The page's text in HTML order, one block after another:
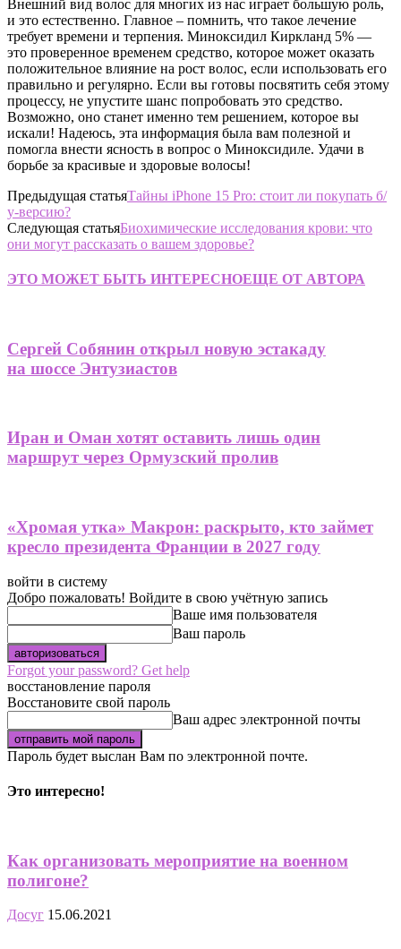
Внешний вид волос для многих из нас играет большую роль,
и это естественно. Главное – помнить, что такое лечение
требует времени и терпения. Миноксидил Киркланд 5% —
это проверенное временем средство, которое может оказать
положительное влияние на рост волос, если использовать его
правильно и регулярно. Если вы готовы посвятить себя этому
процессу, не упустите шанс попробовать это средство.
Возможно, оно станет именно тем решением, которое вы
искали! Надеюсь, эта информация была вам полезной и
помогла внести ясность в вопрос о Миноксидиле. Удачи в
борьбе за красивые и здоровые волосы!
Предыдущая статьяТайны iPhone 15 Pro: стоит ли покупать б/
у-версию?
Следующая статьяБиохимические исследования крови: что
они могут рассказать о вашем здоровье?
ЭТО МОЖЕТ БЫТЬ ИНТЕРЕСНОЕЩЕ ОТ АВТОРА
Сергей Собянин открыл новую эстакаду
на шоссе Энтузиастов
Иран и Оман хотят оставить лишь один
маршрут через Ормузский пролив
«Хромая утка» Макрон: раскрыто, кто займет
кресло президента Франции в 2027 году
войти в систему
Добро пожаловать! Войдите в свою учётную запись
Ваше имя пользователя
Ваш пароль
Forgot your password? Get help
восстановление пароля
Восстановите свой пароль
Ваш адрес электронной почты
Пароль будет выслан Вам по электронной почте.
Это интересно!
Как организовать мероприятие на военном
полигоне?
Досуг 15.06.2021